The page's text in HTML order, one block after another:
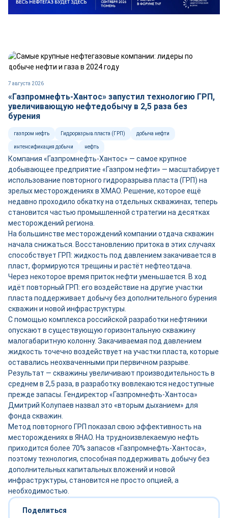
7 августа 2026
«Газпромнефть-Хантос» запустил технологию ГРП,
увеличивающую нефтедобычу в 2,5 раза без
бурения
газпром нефть Гидроразрыв пласта (ГРП) добыча нефти
интенсификация добычи нефть
Компания «Газпромнефть-Хантос» — самое крупное
добывающее предприятие «Газпром нефти» — масштабирует
использование повторного гидроразрыва пласта (ГРП) на
зрелых месторождениях в ХМАО. Решение, которое ещё
недавно проходило обкатку на отдельных скважинах, теперь
становится частью промышленной стратегии на десятках
месторождений региона.
На большинстве месторождений компании отдача скважин
начала снижаться. Восстановлению притока в этих случаях
способствует ГРП: жидкость под давлением закачивается в
пласт, формируются трещины и растёт нефтеотдача.
Через некоторое время приток нефти уменьшается. В ход
идёт повторный ГРП: его воздействие на другие участки
пласта поддерживает добычу без дополнительного бурения
скважин и новой инфраструктуры.
С помощью комплекса российской разработки нефтяники
опускают в существующую горизонтальную скважину
малогабаритную колонну. Закачиваемая под давлением
жидкость точечно воздействует на участки пласта, которые
оставались неохваченными при первичном разрыве.
Результат — скважины увеличивают производительность в
среднем в 2,5 раза, в разработку вовлекаются недоступные
прежде запасы. Гендиректор «Газпромнефть-Хантоса»
Дмитрий Колупаев назвал это «вторым дыханием» для
фонда скважин.
Метод повторного ГРП показал свою эффективность на
месторождениях в ЯНАО. На трудноизвлекаемую нефть
приходится более 70% запасов «Газпромнефть-Хантоса»,
поэтому технология, способная поддерживать добычу без
дополнительных капитальных вложений и новой
инфраструктуры, становится не просто опцией, а
необходимостью.
Поделиться